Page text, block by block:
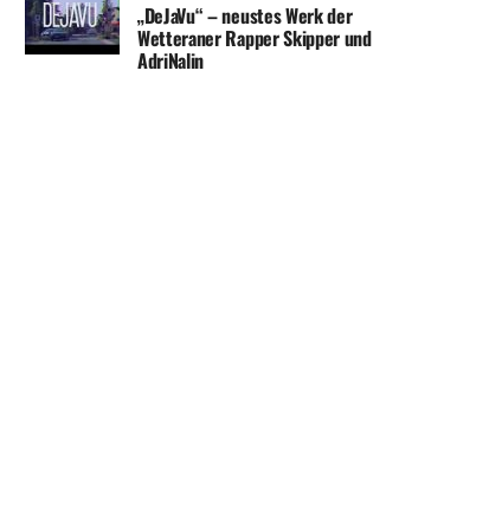
„DeJaVu“ – neustes Werk der
Wetteraner Rapper Skipper und
AdriNalin